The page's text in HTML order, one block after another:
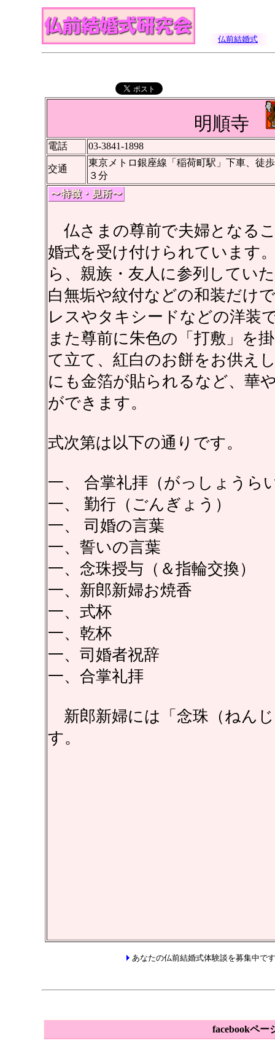
仏前結婚式
明順寺
電話 03-3841-1898
交通
東京メトロ銀座線「稲荷町駅」下車、徒歩
３分
仏さまの尊前で夫婦となる
婚式を受け付けられています
ら、親族・友人に参列してい
白無垢や紋付などの和装だけ
レスやタキシードなどの洋装
また尊前に朱色の「打敷」を
て立て、紅白のお餅をお供え
にも金箔が貼られるなど、華
ができます。
式次第は以下の通りです。
一、 合掌礼拝（がっしょうら
一、 勤行（ごんぎょう）
一、 司婚の言葉
一、誓いの言葉
一、念珠授与（＆指輪交換）
一、新郎新婦お焼香
一、式杯
一、乾杯
一、司婚者祝辞
一、合掌礼拝
新郎新婦には「念珠（ねん
す。
あなたの仏前結婚式体験談を募集中で
facebookペー